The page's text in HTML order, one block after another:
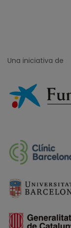
Una iniciativa de